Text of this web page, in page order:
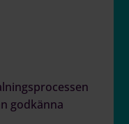
godkänna